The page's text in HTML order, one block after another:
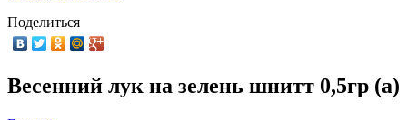
Поделиться
Весенний лук на зелень шнитт 0,5гр (а)